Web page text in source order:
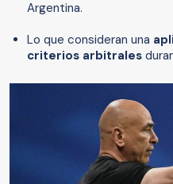
Argentina.
Lo que consideran una
criterios arbitrales